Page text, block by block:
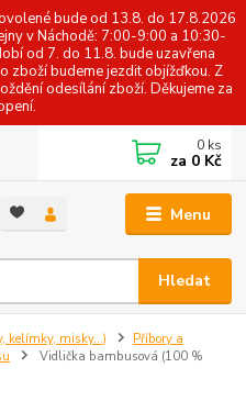
bude od 13.8. do 17.8.2026
v Náchodě: 7:00-9:00 a 10:30-
od 7. do 11.8. bude uzavřena
zboží budeme jezdit objížďkou. Z
odesílání zboží. Děkujeme za
Menu
Hledat
0 ks
za 0 Kč
kelímky, misky...)
Příbory a
Vidlička bambusová (100 %